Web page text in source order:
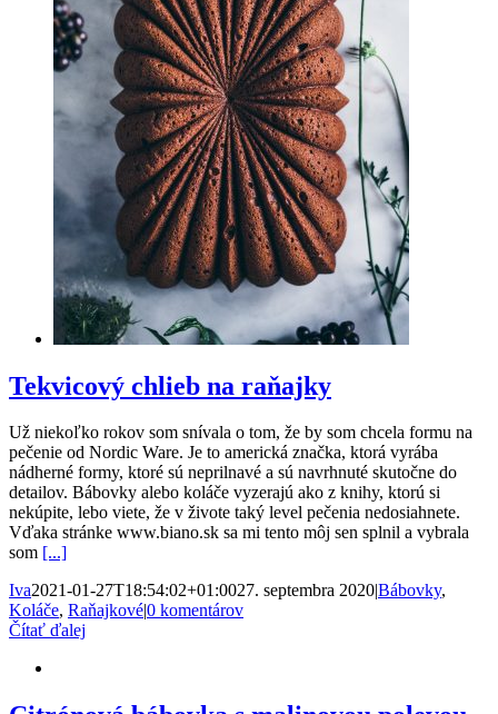
Tekvicový chlieb na raňajky
Už niekoľko rokov som snívala o tom, že by som chcela formu na
pečenie od Nordic Ware. Je to americká značka, ktorá vyrába
nádherné formy, ktoré sú neprilnavé a sú navrhnuté skutočne do
detailov. Bábovky alebo koláče vyzerajú ako z knihy, ktorú si
nekúpite, lebo viete, že v živote taký level pečenia nedosiahnete.
Vďaka stránke www.biano.sk sa mi tento môj sen splnil a vybrala
som [...]
Iva2021-01-27T18:54:02+01:0027. septembra 2020|Bábovky,
Koláče, Raňajkové|0 komentárov
Čítať ďalej